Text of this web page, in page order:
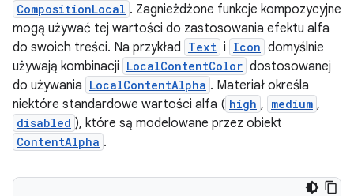
CompositionLocal . Zagnieżdżone funkcje kompozycyjne
mogą używać tej wartości do zastosowania efektu alfa
do swoich treści. Na przykład Text i Icon domyślnie
używają kombinacji LocalContentColor dostosowanej
do używania LocalContentAlpha . Materiał określa
niektóre standardowe wartości alfa ( high , medium ,
disabled ), które są modelowane przez obiekt
ContentAlpha .